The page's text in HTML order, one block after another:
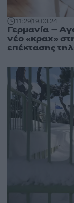
11:2919.03.24
Γερμανία –
νέο «κραχ»
επέκτασης